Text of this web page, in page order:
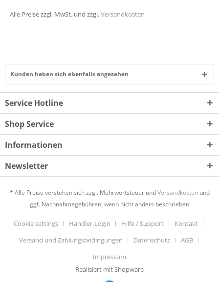
Alle Preise zzgl. MwSt. und zzgl.Versandkosten
Kunden haben sich ebenfalls angesehen
Service Hotline
Shop Service
Informationen
Newsletter
* Alle Preise verstehen sich zzgl. Mehrwertsteuer undVersandkostenund
ggf. Nachnahmegebühren, wenn nicht anders beschrieben
Cookie settings Händler-Login Hilfe / Support
Kontakt
Versand und Zahlungsbedingungen
Datenschutz
AGB
Impressum
Realisiert mit Shopware